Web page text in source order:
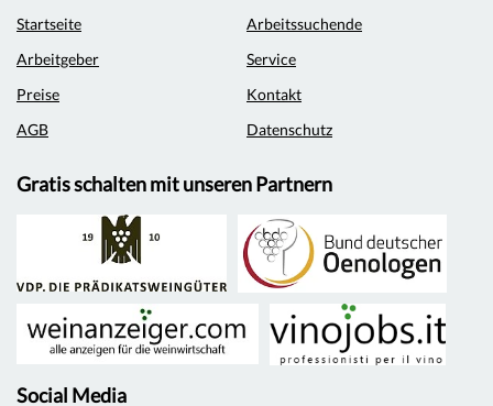
Startseite
Arbeitssuchende
Arbeitgeber
Service
Preise
Kontakt
AGB
Datenschutz
Gratis schalten mit unseren Partnern
Social Media